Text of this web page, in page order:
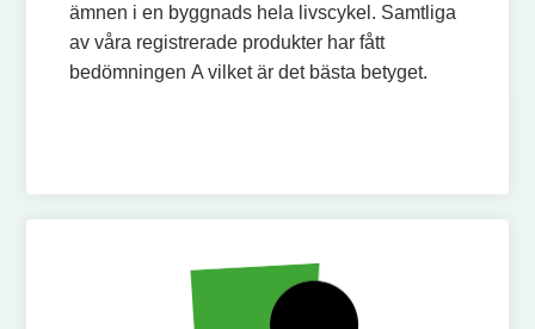
ämnen i en byggnads hela livscykel. Samtliga
av våra registrerade produkter har fått
bedömningen A vilket är det bästa betyget.